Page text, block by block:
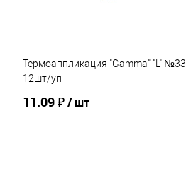
Термоаппликация "Gamma" "L" №33
12шт/уп
11.09 ₽/ шт